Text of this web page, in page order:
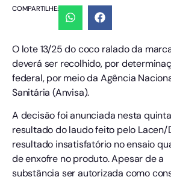
COMPARTILHE:
O lote 13/25 do coco ralado da
deverá ser recolhido, por
federal, por meio da Agência
Sanitária (Anvisa).
A decisão foi anunciada nesta
resultado do laudo feito pelo Lacen/
resultado insatisfatório no ensaio
de enxofre no produto. Apesar de a
substância ser autorizada como